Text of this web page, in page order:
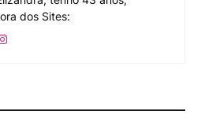
dos Sites: